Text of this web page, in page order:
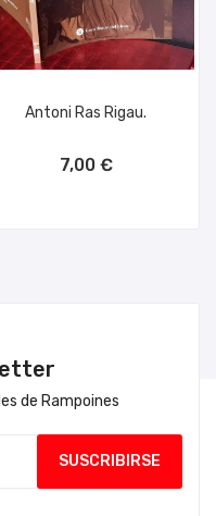
Antoni Ras Rigau.
7,00 €
de Rampoines